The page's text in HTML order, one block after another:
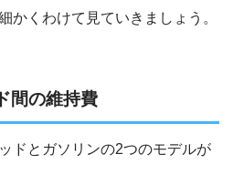
かくわけて見ていきましょう。
間の維持費
ドとガソリンの2つのモデルが